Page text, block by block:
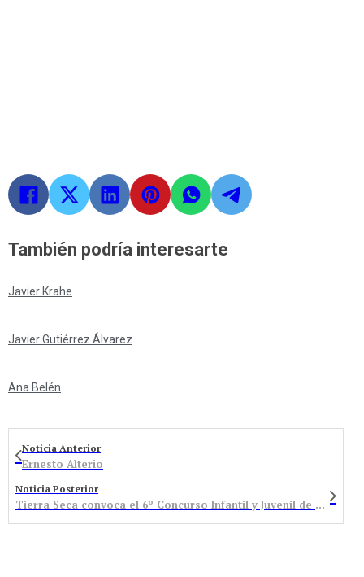
También podría interesarte
Javier Krahe
Javier Gutiérrez Álvarez
Ana Belén
Noticia Anterior
Ernesto Alterio
Noticia Posterior
Tierra Seca convoca el 6º Concurso Infantil y Juvenil de Expresión Plástica